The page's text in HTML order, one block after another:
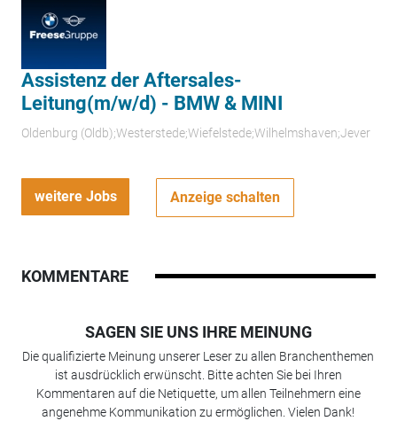
Assistenz der Aftersales-
Leitung(m/w/d) - BMW & MINI
Oldenburg (Oldb);Westerstede;Wiefelstede;Wilhelmshaven;Jever
weitere Jobs Anzeige schalten
KOMMENTARE
SAGEN SIE UNS IHRE MEINUNG
Die qualifizierte Meinung unserer Leser zu allen Branchenthemen
ist ausdrücklich erwünscht. Bitte achten Sie bei Ihren
Kommentaren auf die Netiquette, um allen Teilnehmern eine
angenehme Kommunikation zu ermöglichen. Vielen Dank!